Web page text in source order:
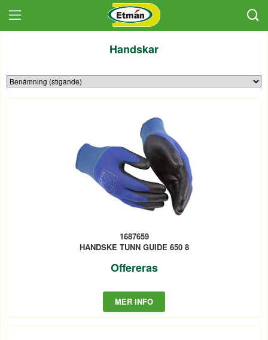
Handskar
1687659
HANDSKE TUNN GUIDE 650 8
Offereras
MER INFO